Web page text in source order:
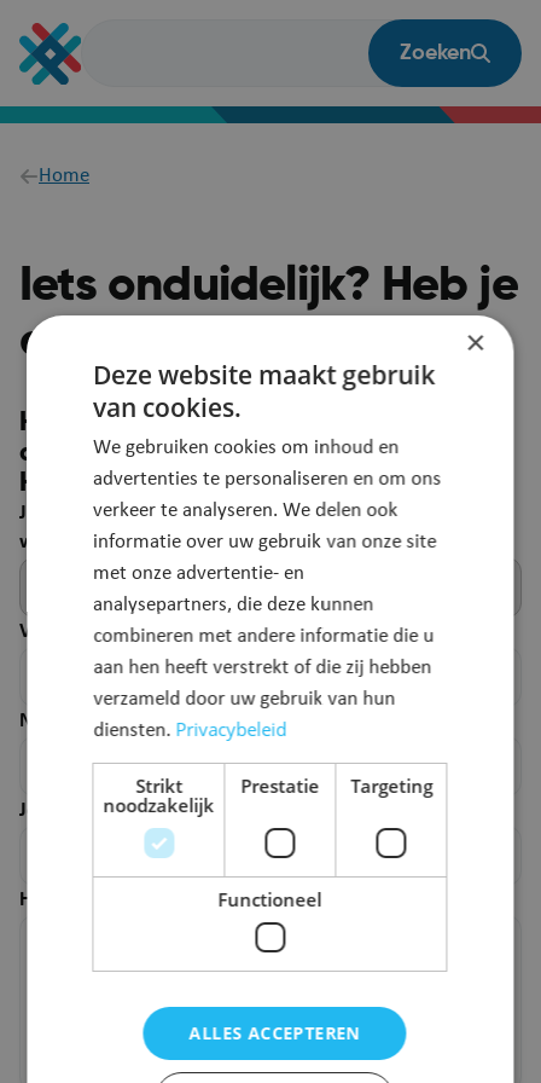
en
naar
inhoud
Zoeken
Breadcrumb
Home
Iets onduidelijk? Heb je
een vraag?
Heb je een suggestie om deze pagina
duidelijker te maken?
Heb je een vraag? Laat het ons weten!
Je feedback wordt automatisch gelinkt aan deze
webpagina.
Voornaam*
Naam
Je e-mailadres*
Hoe kunnen we deze pagina verbeteren?
×
Deze website maakt gebruik
van cookies.
We gebruiken cookies om inhoud en
advertenties te personaliseren en om ons
verkeer te analyseren. We delen ook
informatie over uw gebruik van onze site
met onze advertentie- en
analysepartners, die deze kunnen
combineren met andere informatie die u
aan hen heeft verstrekt of die zij hebben
verzameld door uw gebruik van hun
diensten. Privacybeleid
Strikt
noodzakelijk
Prestatie Targeting
Functioneel
ALLES ACCEPTEREN